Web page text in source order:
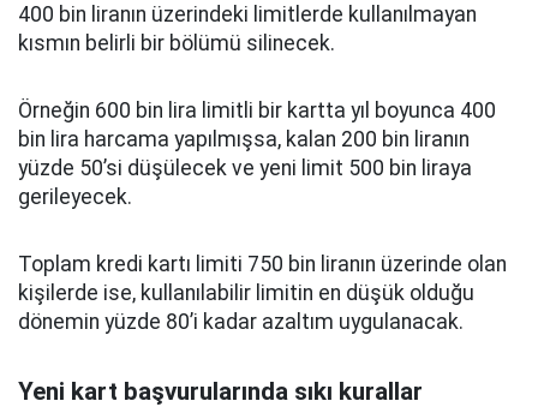
400 bin liranın üzerindeki limitlerde kullanılmayan
kısmın belirli bir bölümü silinecek.
Örneğin 600 bin lira limitli bir kartta yıl boyunca 400
bin lira harcama yapılmışsa, kalan 200 bin liranın
yüzde 50’si düşülecek ve yeni limit 500 bin liraya
gerileyecek.
Toplam kredi kartı limiti 750 bin liranın üzerinde olan
kişilerde ise, kullanılabilir limitin en düşük olduğu
dönemin yüzde 80’i kadar azaltım uygulanacak.
Yeni kart başvurularında sıkı kurallar